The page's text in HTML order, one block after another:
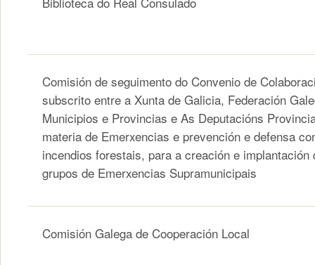
Comisión de seguimento do Convenio de
subscrito entre a Xunta de Galicia, Federación
Municipios e Provincias e As Deputacións
materia de Emerxencias e prevención e defensa
incendios forestais, para a creación e implantación
grupos de Emerxencias Supramunicipais
Comisión Galega de Cooperación Local